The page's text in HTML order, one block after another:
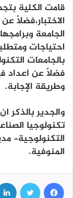
قامت الكلية
الاختبار،فضلًا
الجامعة
احتياجات
بالجامعات
فضلًا عن اعداد
وطريقة الإجابة.
والجدير بالذكر
تكنولوجيا
التكنولوجية-
المنوفية.